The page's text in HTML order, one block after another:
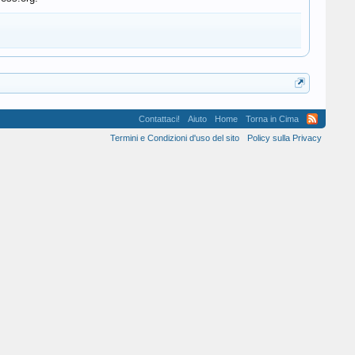
Contattaci! Aiuto Home
Torna in Cima
Termini e Condizioni d'uso del sito
Policy sulla Privacy